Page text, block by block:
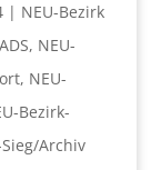
| NEU-Bezirk
, NEU-
, NEU-
Bezirk-
Archiv